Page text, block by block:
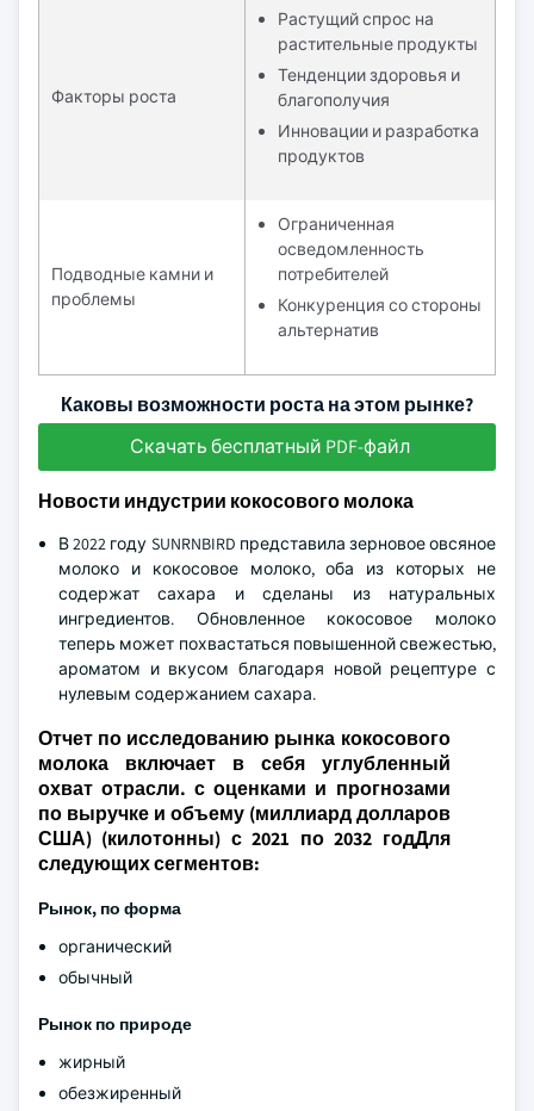
Факторы роста
Растущий спрос на
растительные продукты
Тенденции здоровья и
благополучия
Инновации и разработка
продуктов
Подводные камни и
проблемы
Ограниченная
осведомленность
потребителей
Конкуренция со стороны
альтернатив
Каковы возможности роста на этом рынке?
Скачать бесплатный PDF-файл
Новости индустрии кокосового молока
В 2022 году SUNRNBIRD представила зерновое овсяное
молоко и кокосовое молоко, оба из которых не
содержат сахара и сделаны из натуральных
ингредиентов. Обновленное кокосовое молоко
теперь может похвастаться повышенной свежестью,
ароматом и вкусом благодаря новой рецептуре с
нулевым содержанием сахара.
Отчет по исследованию рынка кокосового
молока включает в себя углубленный
охват отрасли. с оценками и прогнозами
по выручке и объему (миллиард долларов
США) (килотонны) с 2021 по 2032 годДля
следующих сегментов:
Рынок, по форма
органический
обычный
Рынок по природе
жирный
обезжиренный